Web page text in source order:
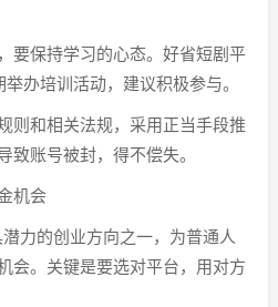
要保持学习的心态。好省短剧平
办培训活动，建议积极参与。
则和相关法规，采用正当手段推
致账号被封，得不偿失。
机会
力的创业方向之一，为普通人
会。关键是要选对平台，用对方